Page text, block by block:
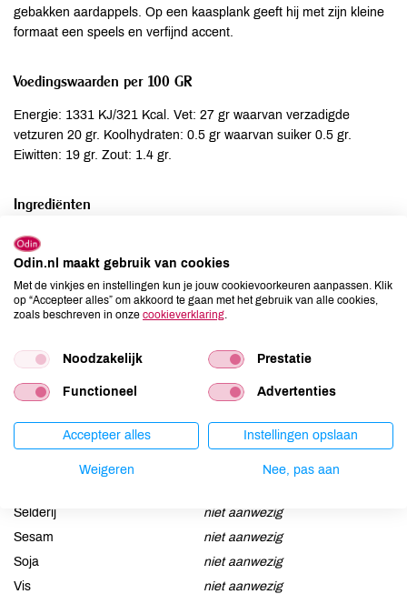
gebakken aardappels. Op een kaasplank geeft hij met zijn kleine
formaat een speels en verfijnd accent.
Voedingswaarden per 100 GR
Energie: 1331 KJ/321 Kcal. Vet: 27 gr waarvan verzadigde
vetzuren 20 gr. Koolhydraten: 0.5 gr waarvan suiker 0.5 gr.
Eiwitten: 19 gr. Zout: 1.4 gr.
Ingrediënten
koeMELK *, steenzout, stremsel, melkzuurculturen
Allergenen
Aardnoten
niet aanwezig
Gluten
niet aanwezig
Lactose
aanwezig
Lupine
niet aanwezig
Mosterd
niet aanwezig
niet aanwezig
Selderij
niet aanwezig
Sesam
niet aanwezig
Soja
niet aanwezig
Vis
niet aanwezig
Odin.nl maakt gebruik van cookies
Met de vinkjes en instellingen kun je jouw cookievoorkeuren aanpassen. Klik
op “Accepteer alles” om akkoord te gaan met het gebruik van alle cookies,
zoals beschreven in onze cookieverklaring
Noodzakelijk Prestatie
Functioneel Advertenties
Accepteer alles Instellingen opslaan
Weigeren Nee, pas aan